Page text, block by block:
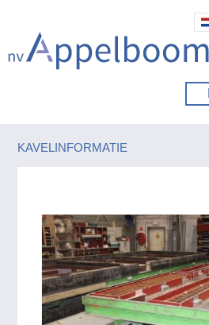
KAVELINFORMATIE